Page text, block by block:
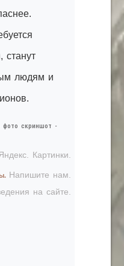
станут
людям и
фото скриншот -
Картинки.
Напишите нам.
на сайте.